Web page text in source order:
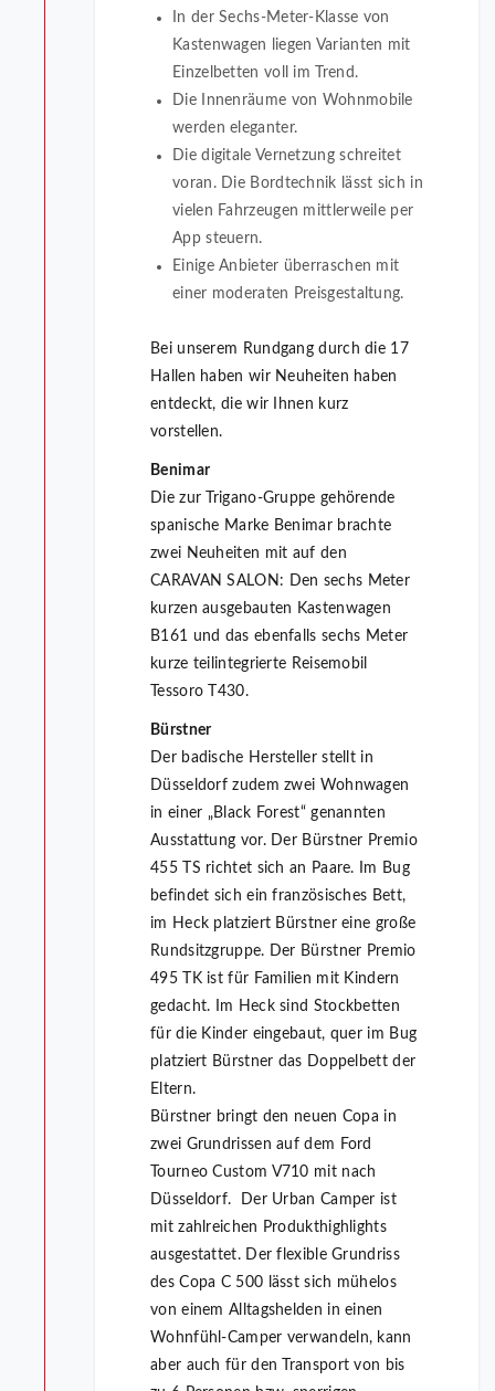
In der Sechs-Meter-Klasse von
Kastenwagen liegen Varianten mit
Einzelbetten voll im Trend.
Die Innenräume von Wohnmobile
werden eleganter.
Die digitale Vernetzung schreitet
voran. Die Bordtechnik lässt sich in
vielen Fahrzeugen mittlerweile per
App steuern.
Einige Anbieter überraschen mit
einer moderaten Preisgestaltung.
Bei unserem Rundgang durch die 17
Hallen haben wir Neuheiten haben
entdeckt, die wir Ihnen kurz
vorstellen.
Benimar
Die zur Trigano-Gruppe gehörende
spanische Marke Benimar brachte
zwei Neuheiten mit auf den
CARAVAN SALON: Den sechs Meter
kurzen ausgebauten Kastenwagen
B161 und das ebenfalls sechs Meter
kurze teilintegrierte Reisemobil
Tessoro T430.
Bürstner
Der badische Hersteller stellt in
Düsseldorf zudem zwei Wohnwagen
in einer „Black Forest“ genannten
Ausstattung vor. Der Bürstner Premio
455 TS richtet sich an Paare. Im Bug
befindet sich ein französisches Bett,
im Heck platziert Bürstner eine große
Rundsitzgruppe. Der Bürstner Premio
495 TK ist für Familien mit Kindern
gedacht. Im Heck sind Stockbetten
für die Kinder eingebaut, quer im Bug
platziert Bürstner das Doppelbett der
Eltern.
Bürstner bringt den neuen Copa in
zwei Grundrissen auf dem Ford
Tourneo Custom V710 mit nach
Düsseldorf. Der Urban Camper ist
mit zahlreichen Produkthighlights
ausgestattet. Der flexible Grundriss
des Copa C 500 lässt sich mühelos
von einem Alltagshelden in einen
Wohnfühl-Camper verwandeln, kann
aber auch für den Transport von bis